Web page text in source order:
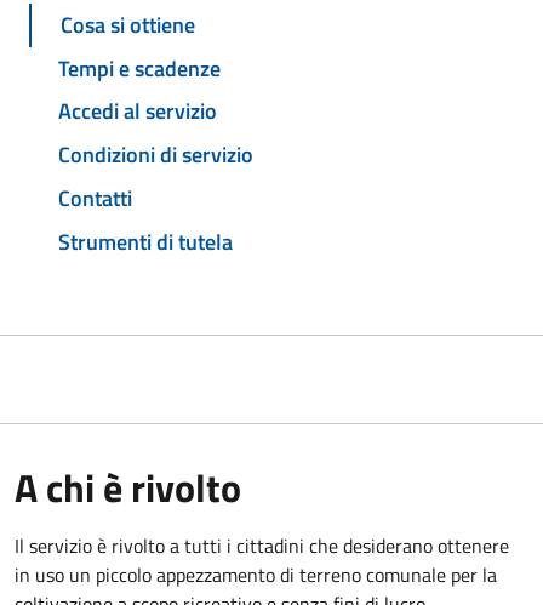
Cosa si ottiene
Tempi e scadenze
Accedi al servizio
Condizioni di servizio
Contatti
Strumenti di tutela
A chi è rivolto
Il servizio è rivolto a tutti i cittadini che desiderano ottenere
in uso un piccolo appezzamento di terreno comunale per la